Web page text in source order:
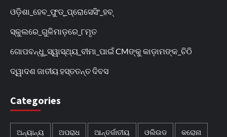
ଓଡ଼ିଶା_ହେବ_ଫୁଡ୍‌_ପ୍ରୋସେସିଂ_ହବ୍‌
ସ୍କୁଲରେ_ଗୁଳିମାଡ଼ରେ_୮ମୃତ
ଗୋପବନ୍ଧୁ_ସ୍ୱାସ୍ଥ୍ୟ_ବୀମା_ପାଇଁ CMଙ୍କୁ କାଡ଼ାମଙ୍କ_ଚିଠି
ଦ୍ୱାଦଶ ଜାତୀୟ ହସ୍ତତନ୍ତ ଦିବସ
Categories
ଅନ୍ୟାନ୍ୟ ଅପରାଧ ଆନ୍ତର୍ଜାତୀୟ ଓଲିଉଡ କରୋନା